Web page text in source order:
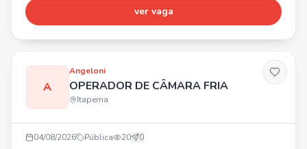
comprometimento, boa comunicação e proatividade. 📍
Oportunidade para unidade de Itapema.
ver vaga
A
Angeloni
OPERADOR DE CÂMARA FRIA
Itapema
04/08/2026 Pública 20 0